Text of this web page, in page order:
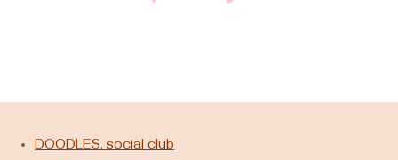
DOODLES. social club